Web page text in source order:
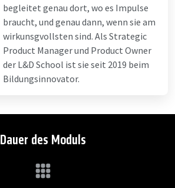
begleitet genau dort, wo es Impulse
braucht, und genau dann, wenn sie am
wirkunsgvollsten sind. Als Strategic
Product Manager und Product Owner
der L&D School ist sie seit 2019 beim
Bildungsinnovator.
Dauer des Moduls